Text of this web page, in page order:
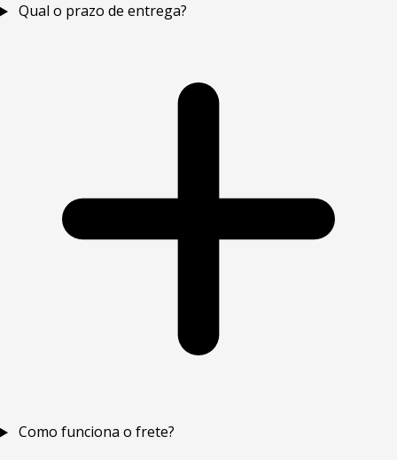
Qual o prazo de entrega?
Como funciona o frete?